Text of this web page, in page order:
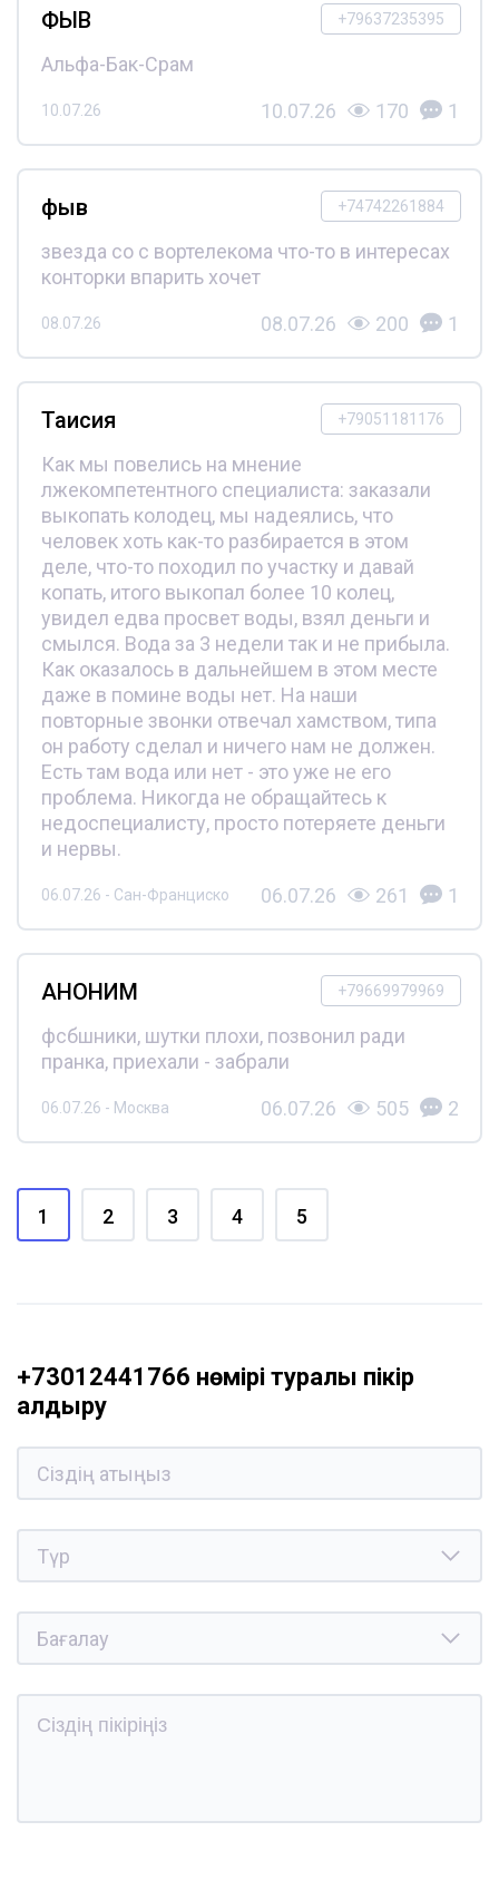
+79637235395
ФЫВ
Альфа-Бак-Срам
10.07.26 10.07.26 170 1
+74742261884
фыв
звезда со с вортелекома что-то в интересах
конторки впарить хочет
08.07.26 08.07.26 200 1
+79051181176
Таисия
Как мы повелись на мнение
лжекомпетентного специалиста: заказали
выкопать колодец, мы надеялись, что
человек хоть как-то разбирается в этом
деле, что-то походил по участку и давай
копать, итого выкопал более 10 колец,
увидел едва просвет воды, взял деньги и
смылся. Вода за 3 недели так и не прибыла.
Как оказалось в дальнейшем в этом месте
даже в помине воды нет. На наши
повторные звонки отвечал хамством, типа
он работу сделал и ничего нам не должен.
Есть там вода или нет - это уже не его
проблема. Никогда не обращайтесь к
недоспециалисту, просто потеряете деньги
и нервы.
06.07.26 - Сан-Франциско 06.07.26 261 1
+79669979969
АНОНИМ
фсбшники, шутки плохи, позвонил ради
пранка, приехали - забрали
06.07.26 - Москва 06.07.26 505 2
1 2 3 4 5
+73012441766 нөмірі туралы пікір
қалдыру